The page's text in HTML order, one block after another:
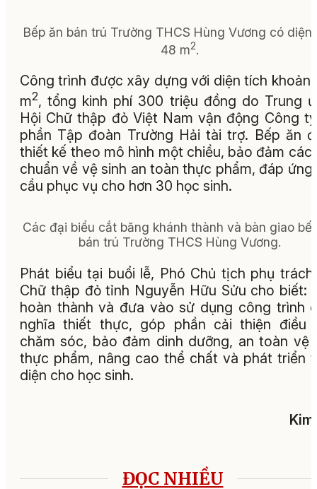
Bếp ăn bán trú Trường THCS Hùng Vương có diện
48 m2.
Công trình được xây dựng với diện tích
m2, tổng kinh phí 300 triệu đồng do Trung
Hội Chữ thập đỏ Việt Nam vận động Công
phần Tập đoàn Trường Hải tài trợ. Bếp ăn
thiết kế theo mô hình một chiều, bảo đảm các
chuẩn về vệ sinh an toàn thực phẩm, đáp ứng
cầu phục vụ cho hơn 30 học sinh.
Các đại biểu cắt băng khánh thành và bàn giao
bán trú Trường THCS Hùng Vương.
Phát biểu tại buổi lễ, Phó Chủ tịch phụ trách
Chữ thập đỏ tỉnh Nguyễn Hữu Sửu cho biết:
hoàn thành và đưa vào sử dụng công trình
nghĩa thiết thực, góp phần cải thiện điều
chăm sóc, bảo đảm dinh dưỡng, an toàn vệ
thực phẩm, nâng cao thể chất và phát triển
diện cho học sinh.
ĐỌC NHIỀU